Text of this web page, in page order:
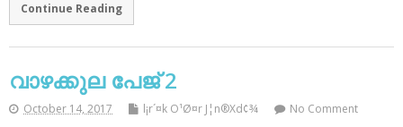
Continue Reading
വാഴക്കുല പേജ് 2
October 14, 2017 l¡r´¤k O¹Ø¤r J¦n®Xd¢¾ No Comment